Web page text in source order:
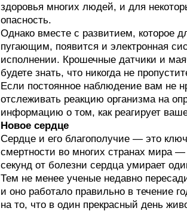
здоровья многих людей, и для
опасность.
Однако вместе с развитием, которое
пугающим, появится и электронная
исполнении. Крошечные датчики и
будете знать, что никогда не
Если постоянное наблюдение вам не
отслеживать реакцию организма на
информацию о том, как реагирует
Новое сердце
Сердце и его благополучие — это
смертности во многих странах мира
секунд от болезни сердца умирает
Тем не менее ученые недавно
и оно работало правильно в течение
на то, что в один прекрасный день